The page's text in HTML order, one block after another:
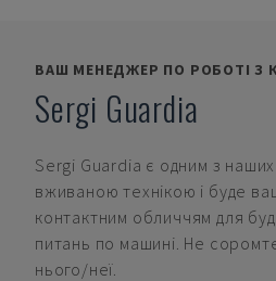
ВАШ МЕНЕДЖЕР ПО РОБОТІ З
Sergi Guardia
Sergi Guardia є одним з наших
вживаною технікою і буде
контактним обличчям для
питань по машині. Не
нього/неї.